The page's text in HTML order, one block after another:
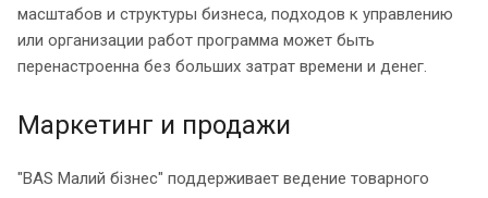
масштабов и структуры бизнеса, подходов к управлению
или организации работ программа может быть
перенастроенна без больших затрат времени и денег.
Маркетинг и продажи
"BAS Малий бізнес" поддерживает ведение товарного